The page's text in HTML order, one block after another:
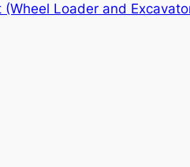
Loader and